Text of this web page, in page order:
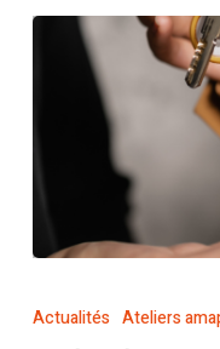
Actualités Ateliers